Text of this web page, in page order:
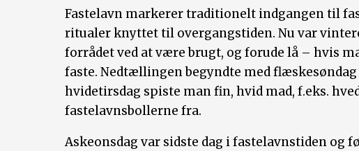
Fastelavn markerer traditionelt indgangen til
ritualer knyttet til overgangstiden. Nu var
forrådet ved at være brugt, og forude lå – hvis
faste. Nedtællingen begyndte med
hvidetirsdag spiste man fin, hvid mad, f.eks.
fastelavnsbollerne fra.
Askeonsdag var sidste dag i fastelavnstiden og